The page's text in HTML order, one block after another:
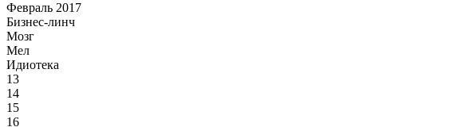
Февраль 2017
Бизнес-линч
Мозг
Мел
Идиотека
13
14
15
16